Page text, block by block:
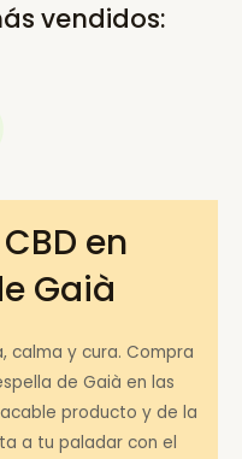
vendidos:
en
Gaià
calma y cura. Compra
de Gaià en las
producto y de la
a tu paladar con el